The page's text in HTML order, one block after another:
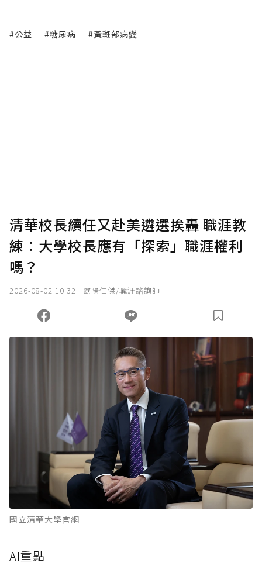
#公益 #糖尿病 #黃斑部病變
清華校長續任又赴美遴選挨轟 職涯教
練：大學校長應有「探索」職涯權利
嗎？
2026-08-02 10:32 歐陽仁傑/職涯諮詢師
國立清華大學官網
AI重點